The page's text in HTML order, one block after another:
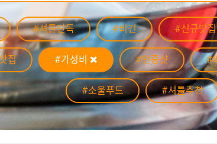
#셔틀단독 #비건 #신규맛집
집 #가성비 #인증샷 #
#소울푸드 #셔틀추천